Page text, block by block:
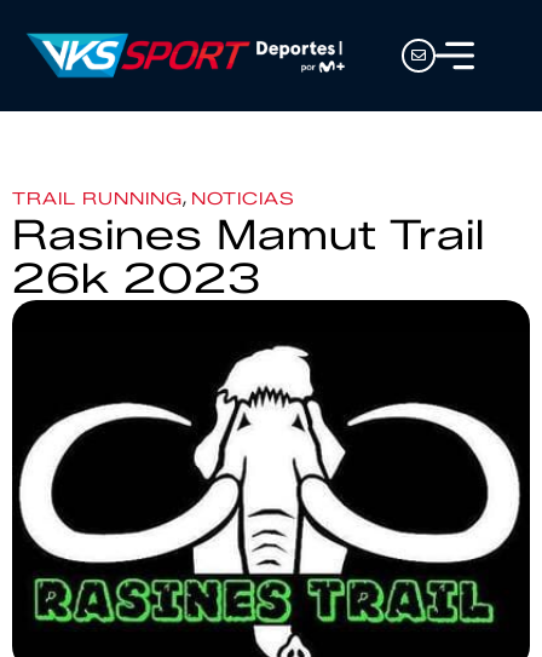
TRAIL RUNNING, NOTICIAS
Rasines Mamut Trail
26k 2023